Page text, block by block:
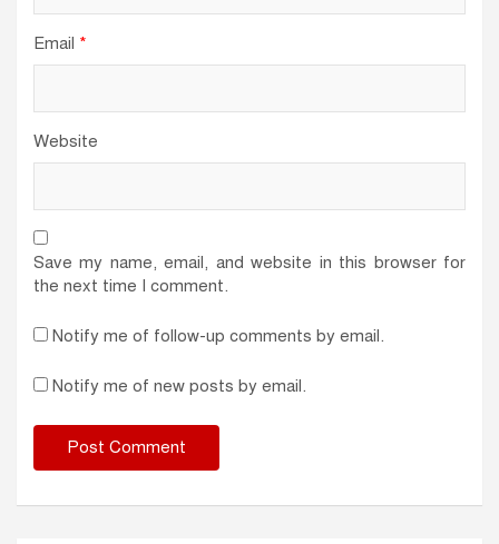
Email *
Website
Save my name, email, and website in this browser for
the next time I comment.
Notify me of follow-up comments by email.
Notify me of new posts by email.